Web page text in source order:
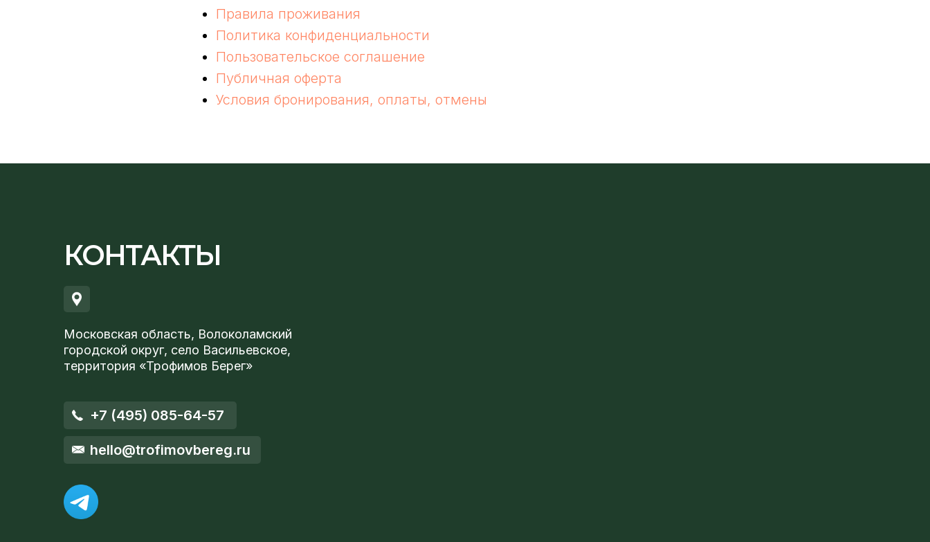
Правила проживания
Политика конфиденциальности
Пользовательское соглашение
Публичная оферта
Условия бронирования, оплаты, отмены
КОНТАКТЫ
Московская область, Волоколамский
городской округ, село Васильевское,
территория «Трофимов Берег»
+7 (495) 085-64-57
hello@trofimovbereg.ru